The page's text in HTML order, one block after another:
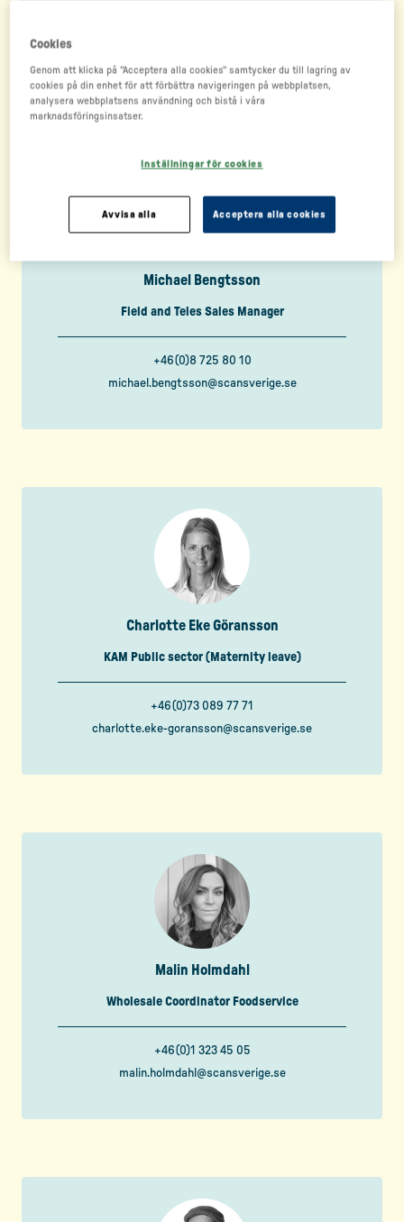
Michael Bengtsson
Field and Teles Sales Manager
+46(0)8 725 80 10
michael.bengtsson@scansverige.se
Charlotte Eke Göransson
KAM Public sector (Maternity leave)
+46(0)73 089 77 71
charlotte.eke-goransson@scansverige.se
Malin Holmdahl
Wholesale Coordinator Foodservice
+46(0)1 323 45 05
malin.holmdahl@scansverige.se
Cookies
Genom att klicka på "Acceptera alla cookies" samtycker du till lagring av
cookies på din enhet för att förbättra navigeringen på webbplatsen,
analysera webbplatsens användning och bistå i våra
marknadsföringsinsatser.
Inställningar för cookies
Avvisa alla Acceptera alla cookies